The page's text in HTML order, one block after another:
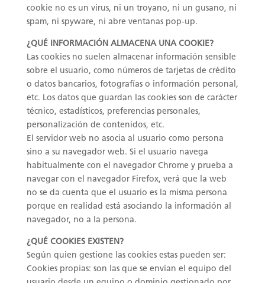
cookie no es un virus, ni un troyano, ni un gusano, ni
spam, ni spyware, ni abre ventanas pop-up.
¿QUÉ INFORMACIÓN ALMACENA UNA COOKIE?
Las cookies no suelen almacenar información sensible
sobre el usuario, como números de tarjetas de crédito
o datos bancarios, fotografías o información personal,
etc. Los datos que guardan las cookies son de carácter
técnico, estadísticos, preferencias personales,
personalización de contenidos, etc.
El servidor web no asocia al usuario como persona
sino a su navegador web. Si el usuario navega
habitualmente con el navegador Chrome y prueba a
navegar con el navegador Firefox, verá que la web
no se da cuenta que el usuario es la misma persona
porque en realidad está asociando la información al
navegador, no a la persona.
¿QUÉ COOKIES EXISTEN?
Según quien gestione las cookies estas pueden ser:
Cookies propias: son las que se envían el equipo del